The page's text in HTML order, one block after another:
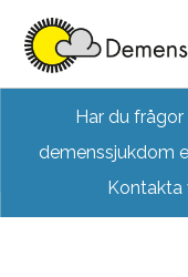
content
Har du
demenssjukdom
Kontakta